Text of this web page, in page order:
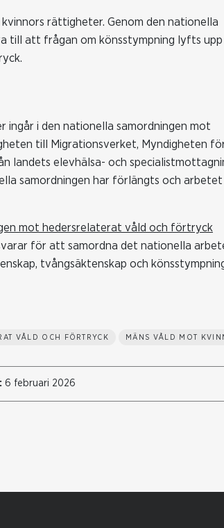
rättigheter. Genom den nationella
till att frågan om könsstympning lyfts upp
ingår i den nationella samordningen mot
till Migrationsverket, Myndigheten
landets elevhälsa- och
samordningen har förlängts och arbetet
mot hedersrelaterat våld och förtryck
för att samordna det nationella
tvångsäktenskap och
VÅLD OCH FÖRTRYCK MÄNS VÅLD MOT
6 februari 2026